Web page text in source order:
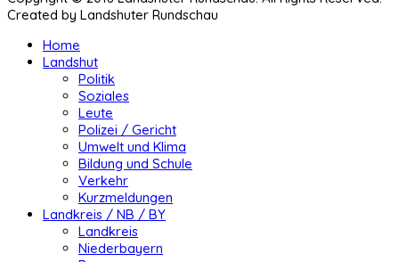
Created by Landshuter Rundschau
Home
Landshut
Politik
Soziales
Leute
Polizei / Gericht
Umwelt und Klima
Bildung und Schule
Verkehr
Kurzmeldungen
Landkreis / NB / BY
Landkreis
Niederbayern